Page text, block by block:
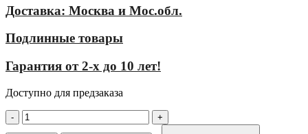
Доставка: Москва и Мос.обл.
Подлинные товары
Гарантия от 2-х до 10 лет!
Доступно для предзаказа
Количество
товара